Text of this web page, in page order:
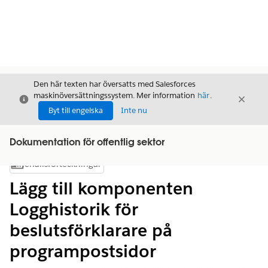
Stäng
Den här texten har översatts med Salesforces
maskinöversättningssystem. Mer information här.
Byt till engelska
Inte nu
Stäng
Dokumentation för offentlig sektor
Visa innehållsförteckning
Innehållsförteckningar
Lägg till komponenten
Logghistorik för
beslutsförklarare på
programpostsidor